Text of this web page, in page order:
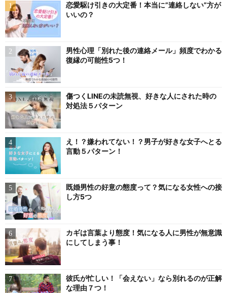
恋愛駆け引きの大定番！本当に”連絡しない”方が
いいの？
男性心理「別れた後の連絡メール」頻度でわかる
復縁の可能性5つ！
傷つくLINEの未読無視、好きな人にされた時の
対処法５パターン
え！？嫌われてない！？男子が好きな女子へとる
言動５パターン！
既婚男性の好意の態度って？気になる女性への接
し方5つ
カギは言葉より態度！気になる人に男性が無意識
にしてしまう事！
彼氏が忙しい！「会えない」なら別れるのが正解
な理由７つ！